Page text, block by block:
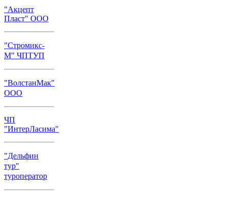
"Акцепт
Пласт" ООО
"Стромикс-
М" ЧПТУП
"ВолстанМак"
ООО
ЧП
"ИнтерЛасима"
"Дельфин
тур"
туроператор